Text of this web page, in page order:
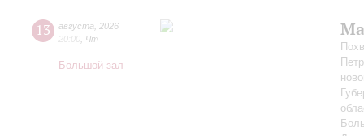
13 августа
2026
20:00 Чт
Большой зал